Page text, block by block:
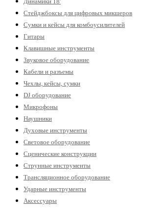
Стейджбоксы для цифровых микшеров
Сумки и кейсы для комбоусилителей
Гитары
Клавишные инструменты
Звуковое оборудование
Кабели и разъемы
Чехлы, кейсы, сумки
DJ оборудование
Микрофоны
Наушники
Духовые инструменты
Световое оборудование
Сценические конструкции
Струнные инструменты
Трансляционное оборудование
Ударные инструменты
Аксессуары